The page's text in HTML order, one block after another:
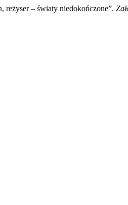
reżyser – światy niedokończone”.